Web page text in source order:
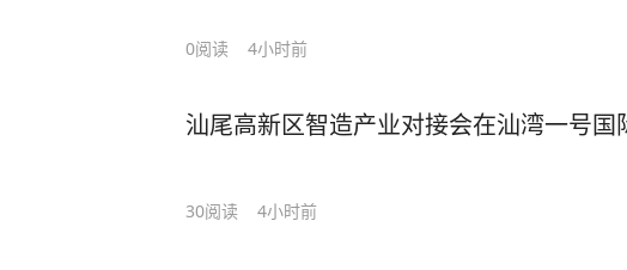
0阅读 4小时前
汕尾高新区智造产业对接会在汕湾一号国
30阅读 4小时前